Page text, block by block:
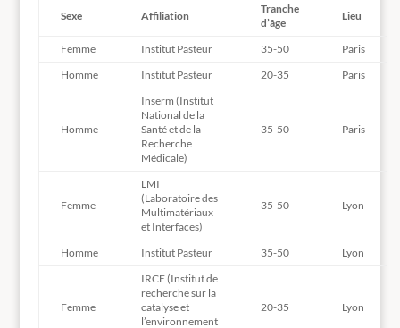
Sexe Affiliation
Tranche
d’âge
Lieu
Femme Institut Pasteur 35-50
Paris
Homme
Institut Pasteur 20-35 Paris
Homme
Inserm (Institut
National de la
Santé et de la
Recherche
Médicale)
35-50 Paris
Femme
LMI
(Laboratoire des
Multimatériaux
et Interfaces)
35-50 Lyon
Homme Institut Pasteur 35-50 Lyon
Femme
IRCE (Institut de
recherche sur la
catalyse et
l’environnement
20-35 Lyon